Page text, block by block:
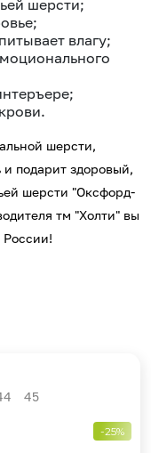
шерсти;
влагу;
шерсти,
подарит здоровый,
шерсти "Оксфорд-
тм "Холти" вы
России!
45
-25%